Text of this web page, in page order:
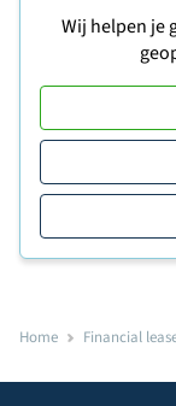
Wij helpen je
Home Financial